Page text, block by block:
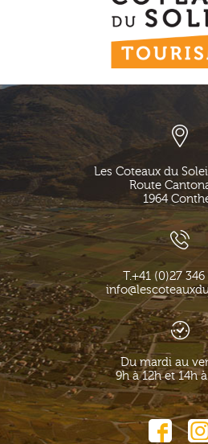
Les Coteaux du
Route
1964
T.+41 (0)27 346
Du mardi au
9h à 12h et 14h